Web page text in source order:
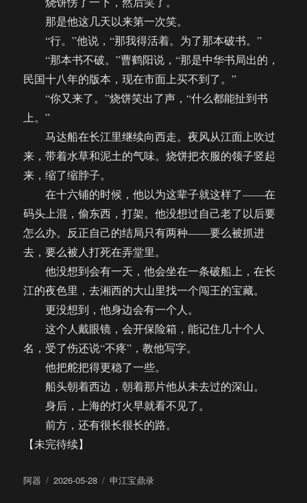
那是他这几天以来第一次笑。
“行。”他说，“那我得活着。为了那本破书。”
“那本书不破。”曹鹤阳说，“那是中华书局出的，
民国十八年的版本，现在市面上买不到了。”
“你又来了。”烧饼笑出了声，“什么都能扯到书
上。”
马达船在长江里继续向西走。夜风从江面上吹过
来，带着水草和泥土的气味。烧饼把衣服的领子竖起
来，缩了缩脖子。
在十六铺的时候，他以为这辈子就这样了——在
码头上混，偷东西，打架。他没想过自己老了以后要
怎么办。反正自己的结局只有两种——要么被抓进
去，要么被人打死在弄堂里。
他没想到会有一天，他会坐在一条破船上，在长
江的夜色里，去湘西的大山里找一个闯王的宝藏。
更没想到，他身边会有一个人。
这个人戴眼镜，会开保险箱，能记住几十个人
名，受了伤还说“不疼”，教他写字。
他把舵把得更稳了一些。
船头朝着西边，朝着那片他从未去过的深山。
身后，上海的灯火早就看不见了。
前方，还有很长很长的路。
【未完待续】
作
阿器
发
2026-05-28
分
申江宝鼎录